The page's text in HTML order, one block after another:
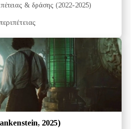
& δράσης (2022-2025)
2025)